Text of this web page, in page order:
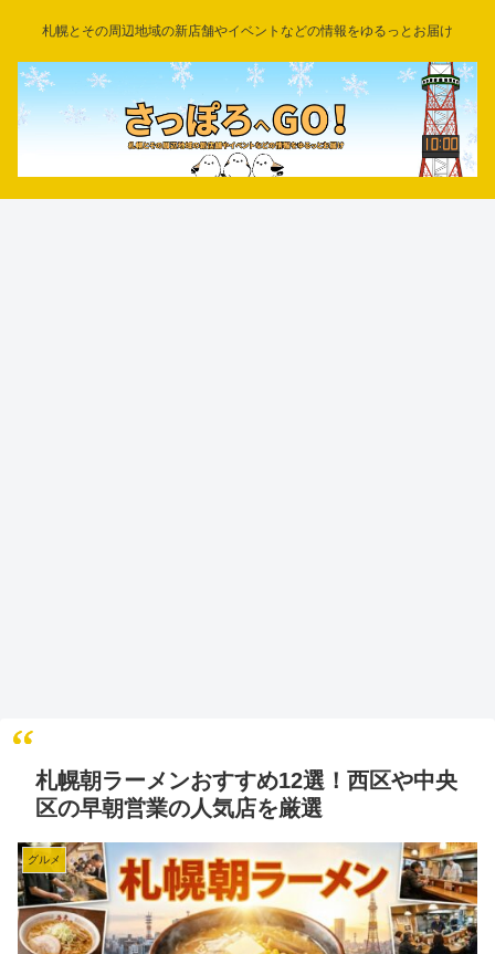
札幌とその周辺地域の新店舗やイベントなどの情報をゆるっとお届け
札幌朝ラーメンおすすめ12選！西区や中央
区の早朝営業の人気店を厳選
グルメ